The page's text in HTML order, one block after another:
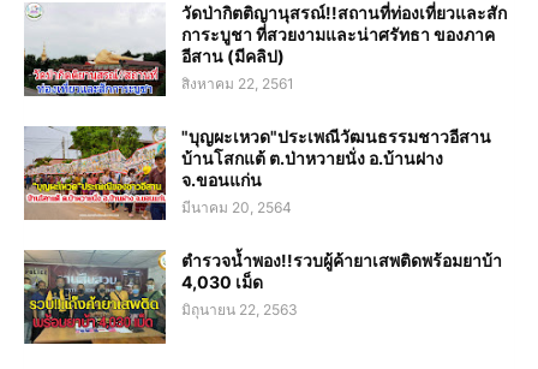
วัดป่ากิตติญานุสรณ์!!สถานที่ท่องเที่ยวและสัก
การะบูชา ที่สวยงามและน่าศรัทธา ของภาค
อีสาน (มีคลิป)
สิงหาคม 22, 2561
"บุญผะเหวด"ประเพณีวัฒนธรรมชาวอีสาน
บ้านโสกแต้ ต.ป่าหวายนั่ง อ.บ้านฝาง
จ.ขอนแก่น
มีนาคม 20, 2564
ตำรวจน้ำพอง!!รวบผู้ค้ายาเสพติดพร้อมยาบ้า
4,030 เม็ด
มิถุนายน 22, 2563